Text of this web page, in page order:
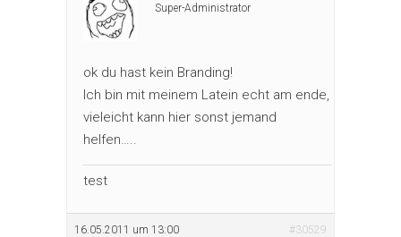
Super-Administrator
ok du hast kein Branding!
Ich bin mit meinem Latein echt am ende,
vieleicht kann hier sonst jemand
helfen…..
test
16.05.2011 um 13:00 #30529